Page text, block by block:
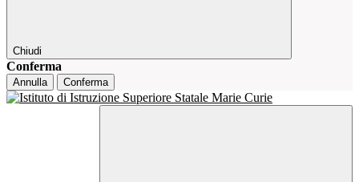
Chiudi
Conferma
Annulla Conferma